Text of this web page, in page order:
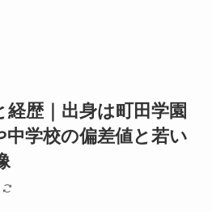
歴｜出身は町田学園
中学校の偏差値と若い